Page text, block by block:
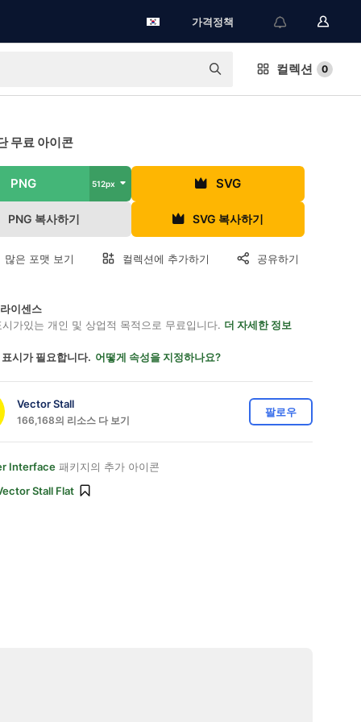
가격정책
컬렉션 0
무료 아이콘
PNG 512px SVG
PNG 복사하기 SVG 복사하기
많은 포맷 보기 컬렉션에 추가하기 공유하기
이센스
가있는 개인 및 상업적 목적으로 무료입니다. 더 자세한 정보
시가 필요합니다. 어떻게 속성을 지정하나요?
Vector Stall
166,168의 리소스 다 보기
팔로우
Interface 패키지의 추가 아이콘
Stall Flat